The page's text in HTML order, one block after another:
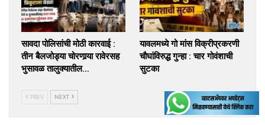
सावदा पोलिसांची मोठी कारवाई :
तीन बैलजोड्या चोरणार्‍या रावेरसह
भुसावळ तालुक्यातील…
यावलमध्ये गो मांस विक्रीप्रकरणी
चौघांविरुद्ध गुन्हा : चार गोवंशाची
सुटका
PREV NEXT